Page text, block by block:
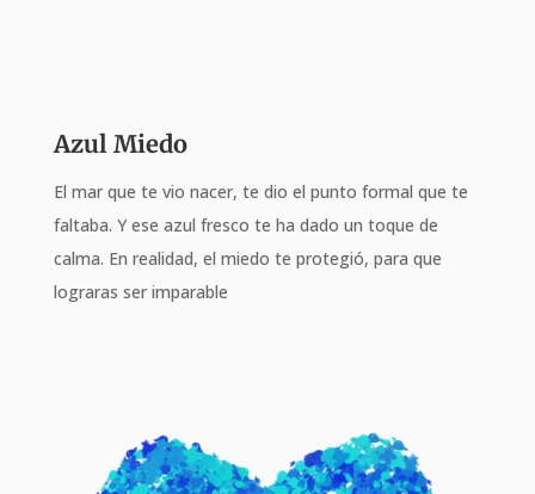
Azul Miedo
El mar que te vio nacer, te dio el punto formal que te
faltaba. Y ese azul fresco te ha dado un toque de
calma. En realidad, el miedo te protegió, para que
lograras ser imparable